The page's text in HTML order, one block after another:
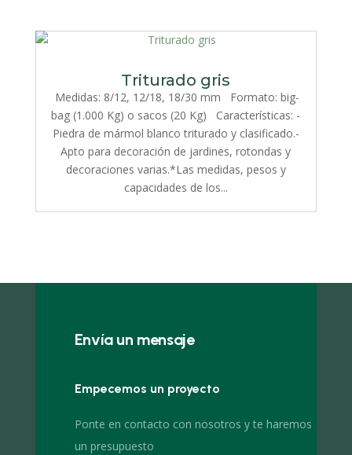
Triturado gris
Medidas: 8/12, 12/18, 18/30 mm Formato: big-
bag (1.000 Kg) o sacos (20 Kg) Características: -
Piedra de mármol blanco triturado y clasificado.-
Apto para decoración de jardines, rotondas y
decoraciones varias.*Las medidas, pesos y
capacidades de los...
Envía un mensaje
Empecemos un proyecto
Ponte en contacto con nosotros y te haremos
un presupuesto